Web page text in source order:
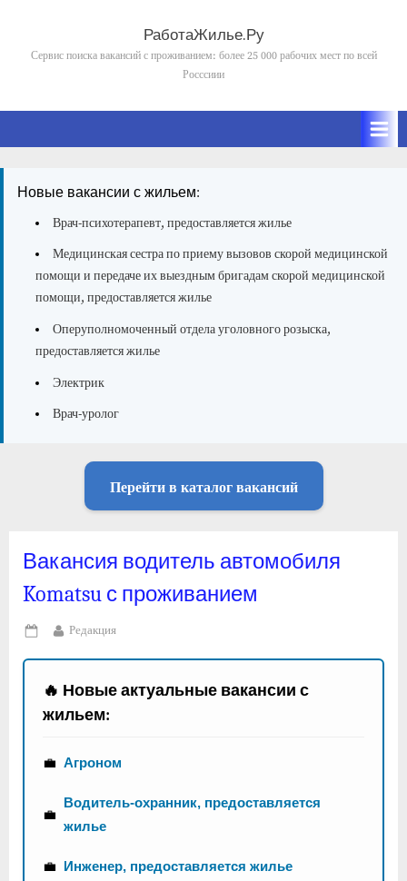
content
РаботаЖилье.Ру
Сервис поиска вакансий с проживанием: более 25 000 рабочих мест по всей
Росссиии
Новые вакансии с жильем:
Врач-психотерапевт, предоставляется жилье
Медицинская сестра по приему вызовов скорой медицинской
помощи и передаче их выездным бригадам скорой медицинской
помощи, предоставляется жилье
Оперуполномоченный отдела уголовного розыска,
предоставляется жилье
Электрик
Врач-уролог
Перейти в каталог вакансий
Вакансия водитель автомобиля
Komatsu с проживанием
Posted
on
By
Редакция
🔥 Новые актуальные вакансии с
жильем:
💼 Агроном
💼
Водитель-охранник, предоставляется
жилье
💼 Инженер, предоставляется жилье